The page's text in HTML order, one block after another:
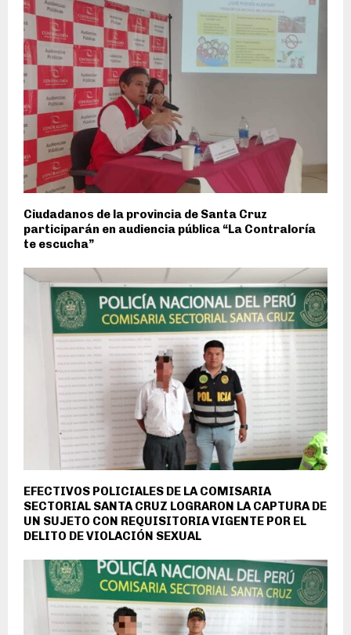
Ciudadanos de la provincia de Santa Cruz
participarán en audiencia pública “La Contraloría
te escucha”
EFECTIVOS POLICIALES DE LA COMISARIA
SECTORIAL SANTA CRUZ LOGRARON LA CAPTURA DE
UN SUJETO CON REQUISITORIA VIGENTE POR EL
DELITO DE VIOLACIÓN SEXUAL